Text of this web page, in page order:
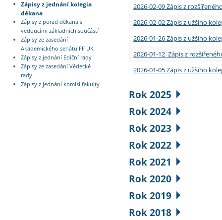
Zápisy z jednání kolegia
děkana
Zápisy z porad děkana s
vedoucími základních součástí
Zápisy ze zasedání
Akademického senátu FF UK
Zápisy z jednání Ediční rady
Zápisy ze zasedání Vědecké
rady
Zápisy z jednání komisí fakulty
2026-02-09 Zápis z
2026-02-02 Zápis z užšího
2026-01-26 Zápis z užšího
2026-01-12 Zápis z
2026-01-05 Zápis z užšího
Rok 2025
Rok 2024
Rok 2023
Rok 2022
Rok 2021
Rok 2020
Rok 2019
Rok 2018